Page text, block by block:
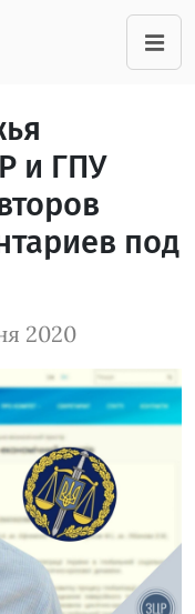
и ГПУ
под
2020